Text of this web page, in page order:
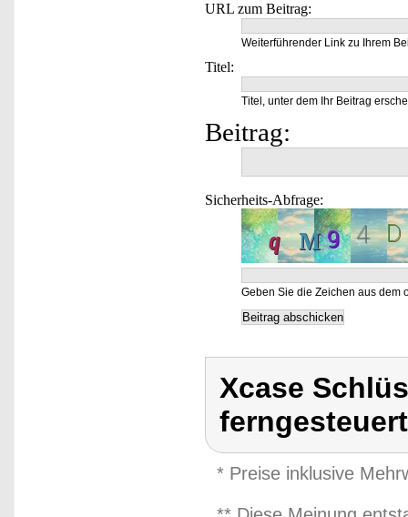
URL zum Beitrag:
Weiterführender Link zu Ihrem
Titel:
Titel, unter dem Ihr Beitrag
Beitrag:
Sicherheits-Abfrage:
Geben Sie die Zeichen aus dem
Xcase
ferngesteuert
* Preise inklusive